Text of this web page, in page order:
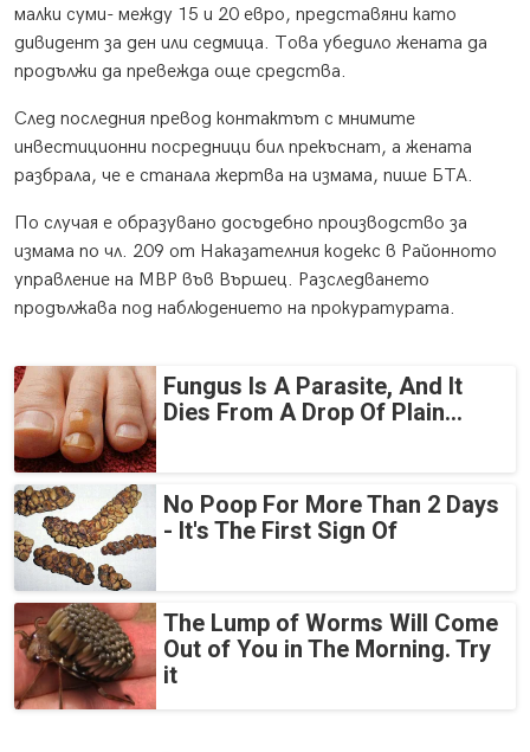
малки суми- между 15 и 20 евро, представяни като
дивидент за ден или седмица. Това убедило жената да
продължи да превежда още средства.
След последния превод контактът с мнимите
инвестиционни посредници бил прекъснат, а жената
разбрала, че е станала жертва на измама, пише БТА.
По случая е образувано досъдебно производство за
измама по чл. 209 от Наказателния кодекс в Районното
управление на МВР във Вършец. Разследването
продължава под наблюдението на прокуратурата.
Fungus Is A Parasite, And It
Dies From A Drop Of Plain...
No Poop For More Than 2 Days
- It's The First Sign Of
The Lump of Worms Will Come
Out of You in The Morning. Try
it